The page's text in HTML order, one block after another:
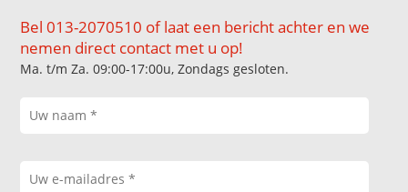
Bel 013-2070510 of laat een bericht achter en we
nemen direct contact met u op!
Ma. t/m Za. 09:00-17:00u, Zondags gesloten.